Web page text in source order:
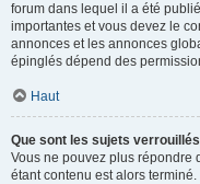
forum dans lequel il a été
importantes et vous devez le
annonces et les annonces
épinglés dépend des
Haut
Que sont les sujets
Vous ne pouvez plus répondre
étant contenu est alors